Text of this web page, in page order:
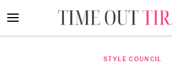
STYLE COUNCIL